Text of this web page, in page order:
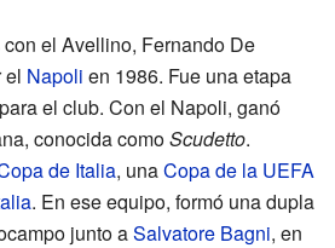
el Avellino, Fernando De
el Napoli en 1986. Fue una etapa
el club. Con el Napoli, ganó
conocida comoScudetto.
de Italia, unaCopa de la UEFA
. En ese equipo, formó una dupla
junto aSalvatore Bagni, en